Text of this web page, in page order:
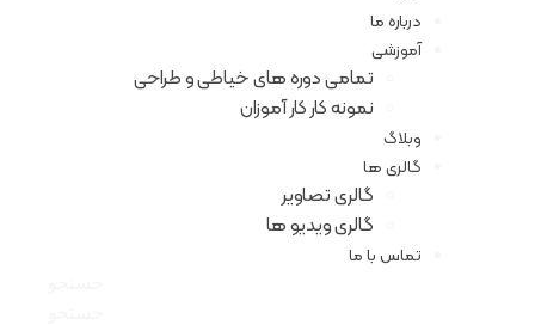
درباره ما
آموزشی
تمامی دوره های خیاطی و طراحی
نمونه کار کار آموزان
وبلاگ
گالری ها
گالری تصاویر
گالری ویدیو ها
تماس با ما